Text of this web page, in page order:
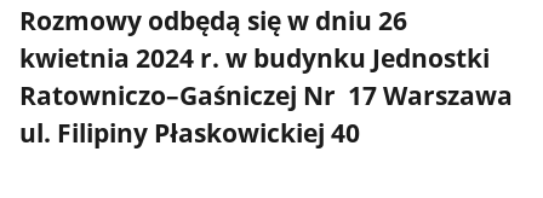
Rozmowy odbędą się w dniu 26
kwietnia 2024 r. w budynku Jednostki
Ratowniczo–Gaśniczej Nr 17 Warszawa
ul. Filipiny Płaskowickiej 40